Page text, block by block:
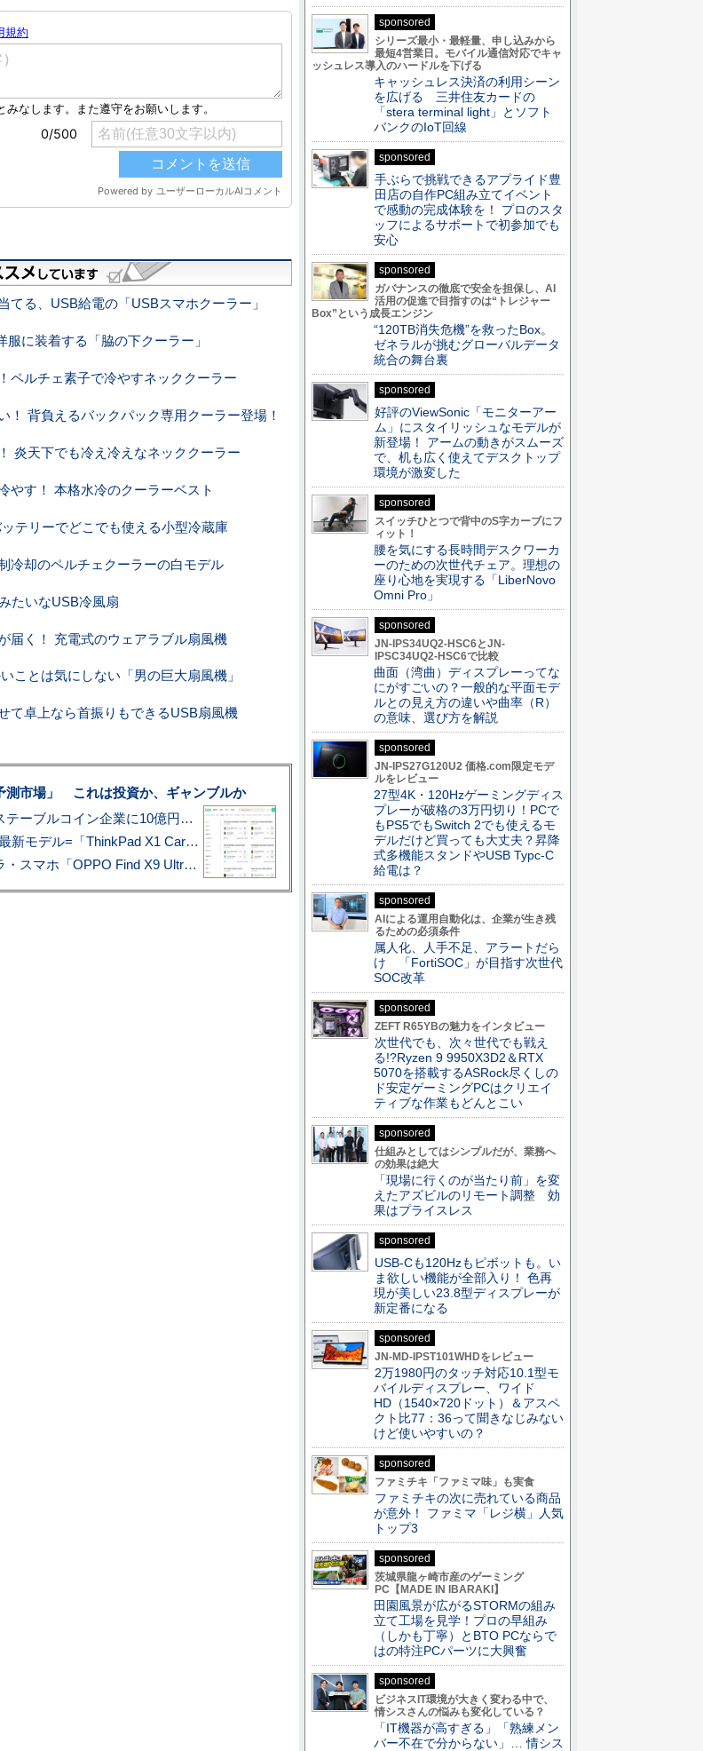
てる、USB給電の「USBスマホクーラー」
に装着する「脇の下クーラー」
ペルチェ素子で冷やすネッククーラー
！ 背負えるバックパック専用クーラー登場！
炎天下でも冷え冷えなネッククーラー
やす！ 本格水冷のクーラーベスト
テリーでどこでも使える小型冷蔵庫
冷却のペルチェクーラーの白モデル
たいなUSB冷風扇
届く！ 充電式のウェアラブル扇風機
ことは気にしない「男の巨大扇風機」
て卓上なら首振りもできるUSB扇風機
測市場」 これは投資か、ギャンブルか
アマゾン配送を支える物流大手、ステーブルコイン企業に10億円投資のワケ
あこがれの旗艦モバイルノートPC最新モデル=「ThinkPad X1 Carbon Gen 14 Aura Edition」実機レビュー
ハッセルブラッド搭載の頂上カメラ・スマホ「OPPO Find X9 Ultra」実写レビュー=プロが本気で徹底撮影しました!!
sponsored
シリーズ最小・最軽量、申し込みから
最短4営業日。モバイル通信対応でキャ
ッシュレス導入のハードルを下げる
キャッシュレス決済の利用シーン
を広げる 三井住友カードの
「stera terminal light」とソフト
バンクのIoT回線
sponsored
手ぶらで挑戦できるアプライド豊
田店の自作PC組み立てイベント
で感動の完成体験を！ プロのスタ
ッフによるサポートで初参加でも
安心
sponsored
ガバナンスの徹底で安全を担保し、AI
活用の促進で目指すのは“トレジャー
Box”という成長エンジン
“120TB消失危機”を救ったBox。
ゼネラルが挑むグローバルデータ
統合の舞台裏
sponsored
好評のViewSonic「モニターアー
ム」にスタイリッシュなモデルが
新登場！ アームの動きがスムーズ
で、机も広く使えてデスクトップ
環境が激変した
sponsored
スイッチひとつで背中のS字カーブにフ
ィット！
腰を気にする長時間デスクワーカ
ーのための次世代チェア。理想の
座り心地を実現する「LiberNovo
Omni Pro」
sponsored
JN-IPS34UQ2-HSC6とJN-
IPSC34UQ2-HSC6で比較
曲面（湾曲）ディスプレーってな
にがすごいの？一般的な平面モデ
ルとの見え方の違いや曲率（R）
の意味、選び方を解説
sponsored
JN-IPS27G120U2 価格.com限定モデ
ルをレビュー
27型4K・120Hzゲーミングディス
プレーが破格の3万円切り！PCで
もPS5でもSwitch 2でも使えるモ
デルだけど買っても大丈夫？昇降
式多機能スタンドやUSB Typc-C
給電は？
sponsored
AIによる運用自動化は、企業が生き残
るための必須条件
属人化、人手不足、アラートだら
け 「FortiSOC」が目指す次世代
SOC改革
sponsored
ZEFT R65YBの魅力をインタビュー
次世代でも、次々世代でも戦え
る!?Ryzen 9 9950X3D2＆RTX
5070を搭載するASRock尽くしの
ド安定ゲーミングPCはクリエイ
ティブな作業もどんとこい
sponsored
仕組みとしてはシンプルだが、業務へ
の効果は絶大
「現場に行くのが当たり前」を変
えたアズビルのリモート調整 効
果はプライスレス
sponsored
USB-Cも120Hzもピボットも。い
ま欲しい機能が全部入り！ 色再
現が美しい23.8型ディスプレーが
新定番になる
sponsored
JN-MD-IPST101WHDをレビュー
2万1980円のタッチ対応10.1型モ
バイルディスプレー、ワイド
HD（1540×720ドット）＆アスペ
クト比77：36って聞きなじみない
けど使いやすいの？
sponsored
ファミチキ「ファミマ味」も実食
ファミチキの次に売れている商品
が意外！ ファミマ「レジ横」人気
トップ3
sponsored
茨城県龍ヶ崎市産のゲーミング
PC【MADE IN IBARAKI】
田園風景が広がるSTORMの組み
立て工場を見学！プロの早組み
（しかも丁寧）とBTO PCならで
はの特注PCパーツに大興奮
sponsored
ビジネスIT環境が大きく変わる中で、
情シスさんの悩みも変化している？
「IT機器が高すぎる」「熟練メン
バー不在で分からない」… 情シス